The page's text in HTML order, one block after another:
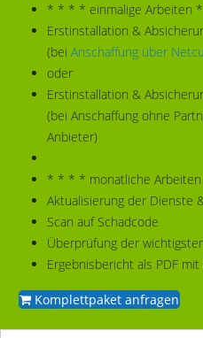
* * * * einmalige Arbeiten
Erstinstallation &
(bei Anschaffung über
oder
Erstinstallation &
(bei Anschaffung ohne
Anbieter)
* * * * monatliche
Aktualisierung der Dienste
Scan auf Schadcode
Überprüfung der
Ergebnisbericht als PDF
Komplettpaket anfragen